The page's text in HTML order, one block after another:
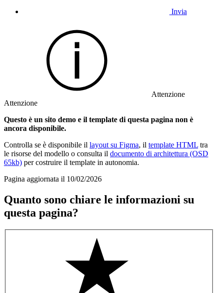
Invia
Attenzione
Attenzione
Questo è un sito demo e il template di questa pagina non è
ancora disponibile.
Controlla se è disponibile il layout su Figma, il template HTML tra
le risorse del modello o consulta il documento di architettura (OSD
65kb) per costruire il template in autonomia.
Pagina aggiornata il 10/02/2026
Quanto sono chiare le informazioni su
questa pagina?